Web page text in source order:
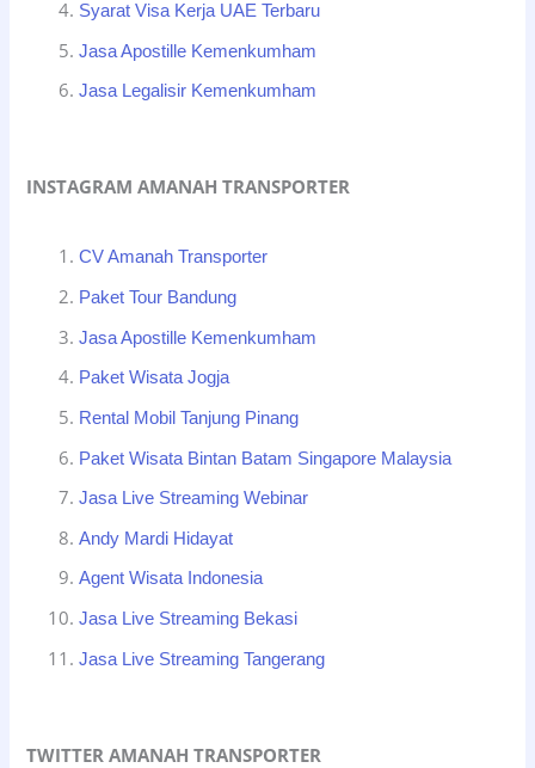
Syarat Visa Kerja UAE Terbaru
Jasa Apostille Kemenkumham
Jasa Legalisir Kemenkumham
INSTAGRAM AMANAH TRANSPORTER
CV Amanah Transporter
Paket Tour Bandung
Jasa Apostille Kemenkumham
Paket Wisata Jogja
Rental Mobil Tanjung Pinang
Paket Wisata Bintan Batam Singapore Malaysia
Jasa Live Streaming Webinar
Andy Mardi Hidayat
Agent Wisata Indonesia
Jasa Live Streaming Bekasi
Jasa Live Streaming Tangerang
TWITTER AMANAH TRANSPORTER